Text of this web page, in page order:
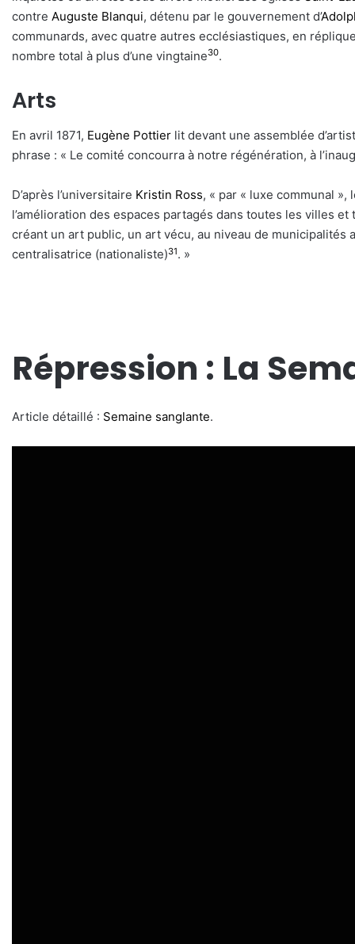
contre Auguste Blanqui, détenu par le gouvernement d’
communards, avec quatre autres ecclésiastiques, en
nombre total à plus d’une vingtaine30.
Arts
En avril 1871, Eugène Pottier lit devant une assemblée
phrase : « Le comité concourra à notre régénération, à
D’après l’universitaire Kristin Ross, « par « luxe communal
l’amélioration des espaces partagés dans toutes les villes
créant un art public, un art vécu, au niveau de
centralisatrice (nationaliste)31. »
Répression : La
Article détaillé : Semaine sanglante.